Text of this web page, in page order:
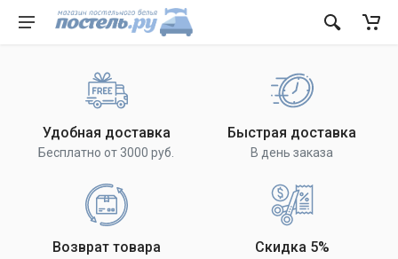
Удобная доставка
Бесплатно от 3000 руб.
Быстрая доставка
В день заказа
Возврат товара Скидка 5%